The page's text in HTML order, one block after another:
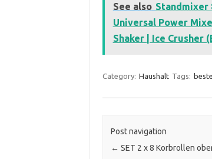
See also Standmixer
Universal Power
Shaker | Ice Crusher
Category: Haushalt Tags:
Post navigation
← SET 2 x 8 Korbrollen